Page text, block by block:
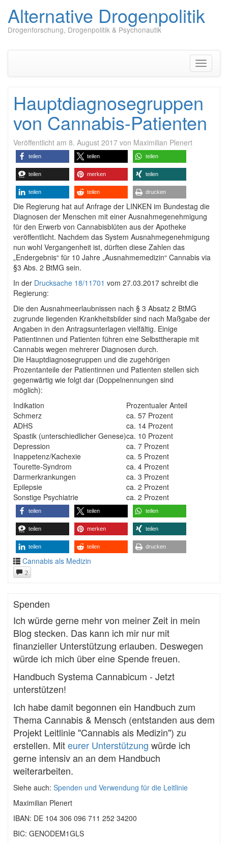
Alternative Drogenpolitik
Drogenforschung, Drogenpolitik & Psychonautik
Hauptdiagnosegruppen
von Cannabis-Patienten
Veröffentlicht am 8. August 2017 von Maximilian Plenert
teilen teilen teilen
teilen merken teilen
teilen teilen drucken
Die Regierung hat auf Anfrage der LINKEN im Bundestag die
Diagnosen der Menschen mit einer Ausnahmegenehmigung
für den Erwerb von Cannabisblüten aus der Apotheke
veröffentlicht. Nachdem das System Ausnahmegenehmigung
nun wohl Vergangenheit ist, dürften diese Zahlen das
„Endergebnis“ für 10 Jahre „Ausnahmemedizin“ Cannabis via
§3 Abs. 2 BtMG sein.
In der Drucksache 18/11701 vom 27.03.2017 schreibt die
Regierung:
Die den Ausnahmeerlaubnissen nach § 3 Absatz 2 BtMG
zugrunde liegenden Krankheitsbilder sind nach Maßgabe der
Angaben in den Antragsunterlagen vielfältig. Einige
Patientinnen und Patienten führen eine Selbsttherapie mit
Cannabis wegen mehrerer Diagnosen durch.
Die Hauptdiagnosegruppen und die zugehörigen
Prozentanteile der Patientinnen und Patienten stellen sich
gegenwärtig wie folgt dar (Doppelnennungen sind
möglich):
Indikation
Prozentualer Anteil
Schmerz
ca. 57 Prozent
ADHS
ca. 14 Prozent
Spastik (unterschiedlicher Genese)ca. 10 Prozent
Depression
ca. 7 Prozent
Inappetenz/Kachexie
ca. 5 Prozent
Tourette-Syndrom
ca. 4 Prozent
Darmerkrankungen
ca. 3 Prozent
Epilepsie
ca. 2 Prozent
Sonstige Psychiatrie
ca. 2 Prozent
teilen teilen teilen
teilen merken teilen
teilen teilen drucken
Cannabis als Medizin
2
Spenden
Ich würde gerne mehr von meiner Zeit in mein
Blog stecken. Das kann ich mir nur mit
finanzieller Unterstützung erlauben. Deswegen
würde ich mich über eine Spende freuen.
Handbuch Systema Cannabicum - Jetzt
unterstützen!
Ich habe damit begonnen ein Handbuch zum
Thema Cannabis & Mensch (entstanden aus dem
Projekt Leitlinie "Cannabis als Medizin") zu
erstellen. Miteurer Unterstützung würde ich
gerne intensiv an an dem Handbuch
weiterarbeiten.
Siehe auch: Spenden und Verwendung für die Leitlinie
Maximilian Plenert
IBAN: DE 104 306 096 711 252 34200
BIC: GENODEM1GLS